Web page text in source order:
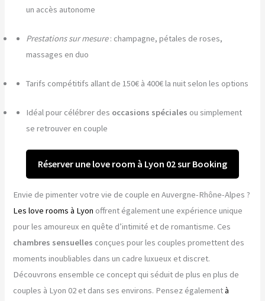
un accès autonome
Prestations sur mesure: champagne, pétales de roses,
massages en duo
Tarifs compétitifs allant de 150€ à 400€ la nuit selon les options
Idéal pour célébrer des occasions spéciales ou simplement
se retrouver en couple
Réserver une love room à Lyon 02 sur Booking
Envie de pimenter votre vie de couple en Auvergne-Rhône-Alpes ?
Les love rooms à Lyon offrent également une expérience unique
pour les amoureux en quête d’intimité et de romantisme. Ces
chambres sensuelles conçues pour les couples promettent des
moments inoubliables dans un cadre luxueux et discret.
Découvrons ensemble ce concept qui séduit de plus en plus de
couples à Lyon 02 et dans ses environs. Pensez égalementà